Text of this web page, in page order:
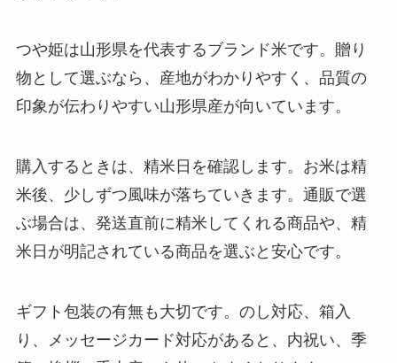
つや姫は山形県を代表するブランド米です。贈り
物として選ぶなら、産地がわかりやすく、品質の
印象が伝わりやすい山形県産が向いています。
購入するときは、精米日を確認します。お米は精
米後、少しずつ風味が落ちていきます。通販で選
ぶ場合は、発送直前に精米してくれる商品や、精
米日が明記されている商品を選ぶと安心です。
ギフト包装の有無も大切です。のし対応、箱入
り、メッセージカード対応があると、内祝い、季